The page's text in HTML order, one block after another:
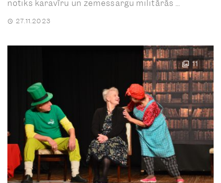
notiks karavīru un zemessargu militārās ...
27.11.2023
11